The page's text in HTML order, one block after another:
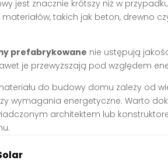
jest znacznie krótszy niż w
takich jak beton, drewno
prefabrykowane nie ustępują
je przewyższają pod względem
do budowy domu zależy od
wymagania energetyczne. Warto
architektem lub